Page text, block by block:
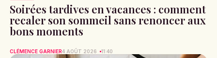
Soirées tardives en vacances : comment
recaler son sommeil sans renoncer aux
bons moments
CLÉMENCE GARNIER4 AOÛT 2026 11:40